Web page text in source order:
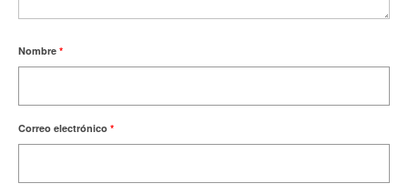
Nombre *
Correo electrónico *